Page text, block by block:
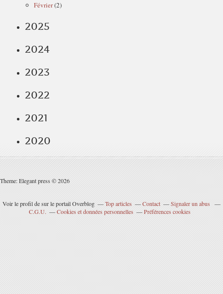
Février(2)
2025
2024
2023
2022
2021
2020
Theme: Elegant press © 2026
Voir le profil desur le portail Overblog Top articles Contact
Signaler un abus
C.G.U.
Cookies et données personnelles Préférences cookies